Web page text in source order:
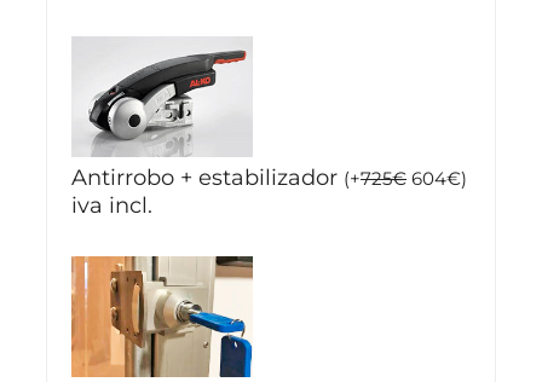
Antirrobo + estabilizador (+725€ 604€)
iva incl.